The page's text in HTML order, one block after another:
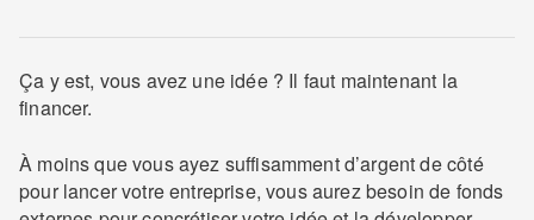
Ça y est, vous avez une idée ? Il faut maintenant la
financer.
À moins que vous ayez suffisamment d’argent de côté
pour lancer votre entreprise, vous aurez besoin de fonds